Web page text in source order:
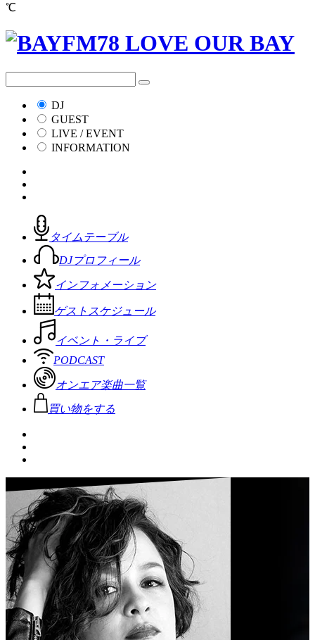
℃
DJ
GUEST
LIVE / EVENT
INFORMATION
タイムテーブル
DJプロフィール
インフォメーション
ゲストスケジュール
イベント・ライブ
PODCAST
オンエア楽曲一覧
買い物をする